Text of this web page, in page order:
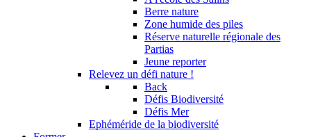
Berre nature
Zone humide des piles
Réserve naturelle régionale des
Partias
Jeune reporter
Relevez un défi nature !
Back
Défis Biodiversité
Défis Mer
Ephéméride de la biodiversité